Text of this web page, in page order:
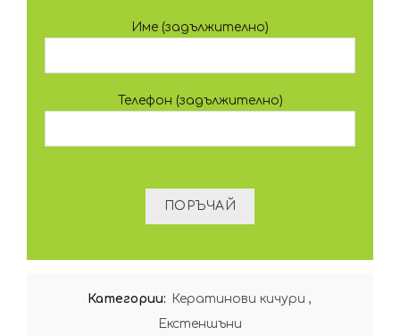
Име (задължително)
Телефон (задължително)
Категории: Кератинови кичури ,
Екстеншъни